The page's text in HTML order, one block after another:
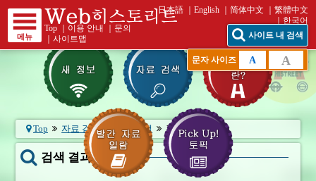
메뉴
Top 이용 안내
문의
｜사이트맵
日本語 English 简体中文
繁體中文
한국어
사이트 내 검색
문자 사이즈 A A
Top 자료 검색 기본 검색 검색 결과
검색 결과： 最強戦